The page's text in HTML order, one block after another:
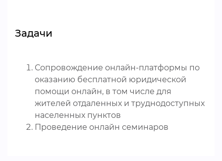
Задачи
Сопровождение онлайн-платформы по
оказанию бесплатной юридической
помощи онлайн, в том числе для
жителей отдаленных и труднодоступных
населенных пунктов
Проведение онлайн семинаров